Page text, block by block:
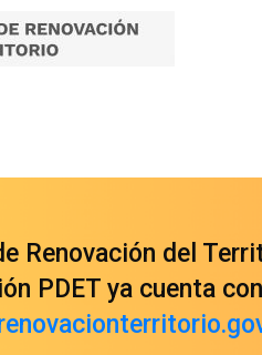
Renovación del
PDET ya cuenta